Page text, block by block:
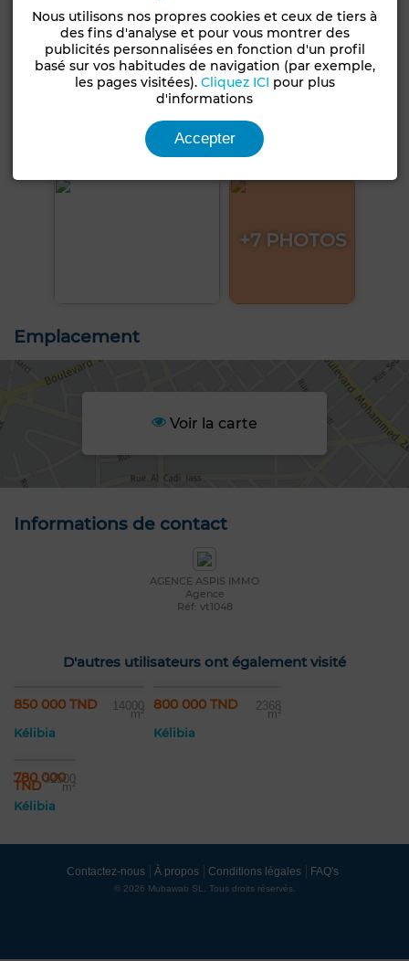
+7 PHOTOS
Emplacement
Voir la carte
Informations de contact
AGENCE ASPIS IMMO
Agence
Réf: vt1048
D'autres utilisateurs ont également visité
850 000 TND 14000
m²
Kélibia
800 000 TND 2368
m²
Kélibia
780 000
TND32500
m²
Kélibia
Contactez-nous À propos Conditions légales FAQ's
© 2026 Mubawab SL. Tous droits réservés.
Nous utilisons nos propres cookies et ceux de tiers à
des fins d'analyse et pour vous montrer des
publicités personnalisées en fonction d'un profil
basé sur vos habitudes de navigation (par exemple,
les pages visitées). Cliquez ICI pour plus
d'informations
Accepter